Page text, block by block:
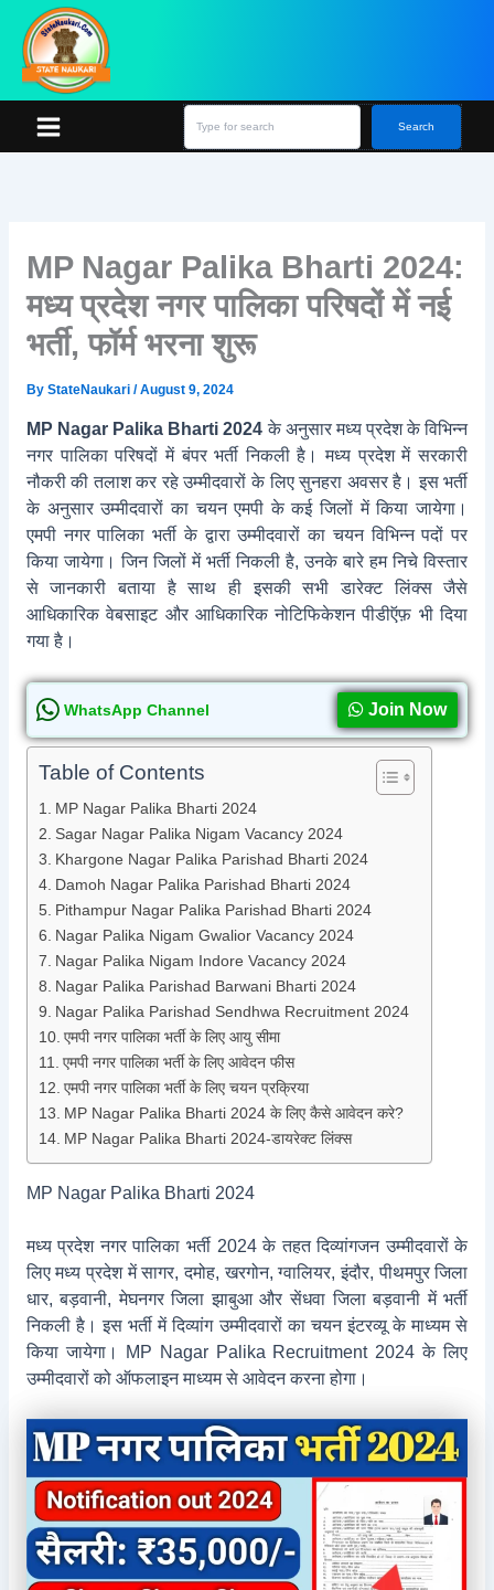
content
h
Search
MP Nagar Palika Bharti 2024:
मध्य प्रदेश नगर पालिका परिषदों में नई
भर्ती, फॉर्म भरना शुरू
By StateNaukari /August 9, 2024
MP Nagar Palika Bharti 2024 के अनुसार मध्य प्रदेश के विभिन्न
नगर पालिका परिषदों में बंपर भर्ती निकली है। मध्य प्रदेश में सरकारी
नौकरी की तलाश कर रहे उम्मीदवारों के लिए सुनहरा अवसर है। इस भर्ती
के अनुसार उम्मीदवारों का चयन एमपी के कई जिलों में किया जायेगा।
एमपी नगर पालिका भर्ती के द्वारा उम्मीदवारों का चयन विभिन्न पदों पर
किया जायेगा। जिन जिलों में भर्ती निकली है, उनके बारे हम निचे विस्तार
से जानकारी बताया है साथ ही इसकी सभी डारेक्ट लिंक्स जैसे
आधिकारिक वेबसाइट और आधिकारिक नोटिफिकेशन पीडीऍफ़ भी दिया
गया है।
WhatsApp Channel Join Now
Table of Contents
MP Nagar Palika Bharti 2024
Sagar Nagar Palika Nigam Vacancy 2024
Khargone Nagar Palika Parishad Bharti 2024
Damoh Nagar Palika Parishad Bharti 2024
Pithampur Nagar Palika Parishad Bharti 2024
Nagar Palika Nigam Gwalior Vacancy 2024
Nagar Palika Nigam Indore Vacancy 2024
Nagar Palika Parishad Barwani Bharti 2024
Nagar Palika Parishad Sendhwa Recruitment 2024
एमपी नगर पालिका भर्ती के लिए आयु सीमा
एमपी नगर पालिका भर्ती के लिए आवेदन फीस
एमपी नगर पालिका भर्ती के लिए चयन प्रक्रिया
MP Nagar Palika Bharti 2024 के लिए कैसे आवेदन करे?
MP Nagar Palika Bharti 2024-डायरेक्ट लिंक्स
MP Nagar Palika Bharti 2024
मध्य प्रदेश नगर पालिका भर्ती 2024 के तहत दिव्यांगजन उम्मीदवारों के
लिए मध्य प्रदेश में सागर, दमोह, खरगोन, ग्वालियर, इंदौर, पीथमपुर जिला
धार, बड़वानी, मेघनगर जिला झाबुआ और सेंधवा जिला बड़वानी में भर्ती
निकली है। इस भर्ती में दिव्यांग उम्मीदवारों का चयन इंटरव्यू के माध्यम से
किया जायेगा। MP Nagar Palika Recruitment 2024 के लिए
उम्मीदवारों को ऑफलाइन माध्यम से आवेदन करना होगा।